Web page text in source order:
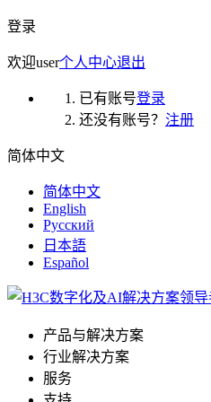
登录
欢迎user个人中心退出
已有账号登录
还没有账号？ 注册
简体中文
简体中文
English
Русский
日本語
Español
产品与解决方案
行业解决方案
服务